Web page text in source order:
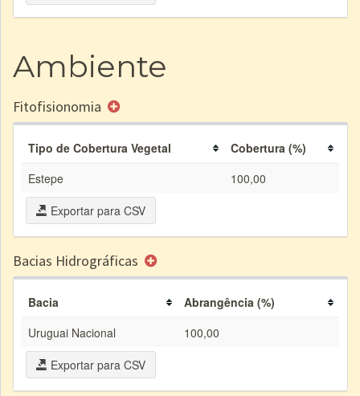
Ambiente
Fitofisionomia
Tipo de Cobertura Vegetal
Cobertura (%)
Estepe
100,00
Exportar para CSV
Bacias Hidrográficas
Bacia
Abrangência (%)
Uruguai Nacional
100,00
Exportar para CSV